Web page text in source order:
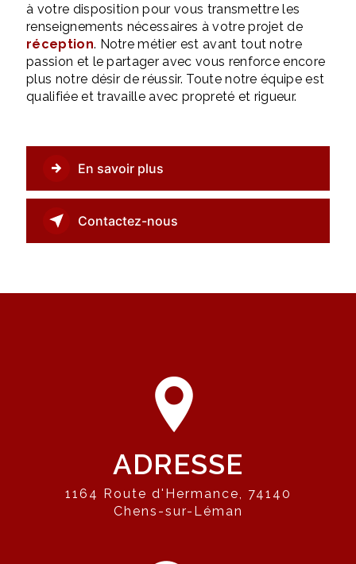
à votre disposition pour vous transmettre les
renseignements nécessaires à votre projet de
réception. Notre métier est avant tout notre
passion et le partager avec vous renforce encore
plus notre désir de réussir. Toute notre équipe est
qualifiée et travaille avec propreté et rigueur.
En savoir plus
Contactez-nous
ADRESSE
1164 Route d'Hermance, 74140
Chens-sur-Léman